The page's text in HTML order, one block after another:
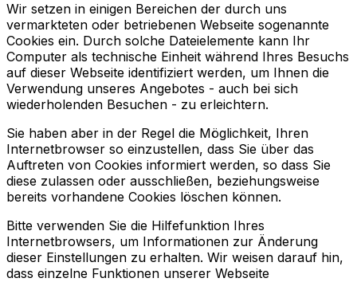
Wir setzen in einigen Bereichen der durch uns
vermarkteten oder betriebenen Webseite sogenannte
Cookies ein. Durch solche Dateielemente kann Ihr
Computer als technische Einheit während Ihres Besuchs
auf dieser Webseite identifiziert werden, um Ihnen die
Verwendung unseres Angebotes - auch bei sich
wiederholenden Besuchen - zu erleichtern.
Sie haben aber in der Regel die Möglichkeit, Ihren
Internetbrowser so einzustellen, dass Sie über das
Auftreten von Cookies informiert werden, so dass Sie
diese zulassen oder ausschließen, beziehungsweise
bereits vorhandene Cookies löschen können.
Bitte verwenden Sie die Hilfefunktion Ihres
Internetbrowsers, um Informationen zur Änderung
dieser Einstellungen zu erhalten. Wir weisen darauf hin,
dass einzelne Funktionen unserer Webseite